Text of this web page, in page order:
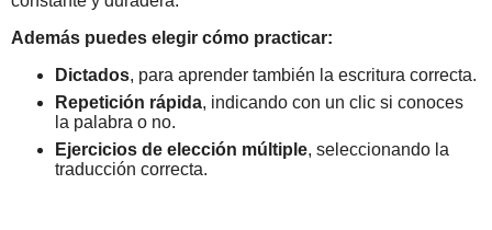
Además puedes elegir cómo practicar:
Dictados, para aprender también la escritura correcta.
Repetición rápida, indicando con un clic si conoces
la palabra o no.
Ejercicios de elección múltiple, seleccionando la
traducción correcta.